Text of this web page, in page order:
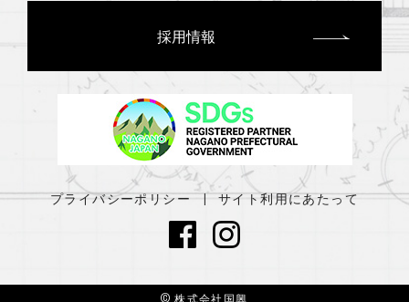
(2)
2023年11月
2023年4月(2)
採用情報
プライバシーポリシー サイト利用にあたって
© 株式会社国興